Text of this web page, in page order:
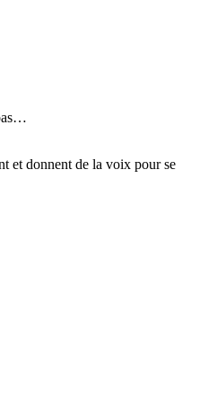
et donnent de la voix pour se